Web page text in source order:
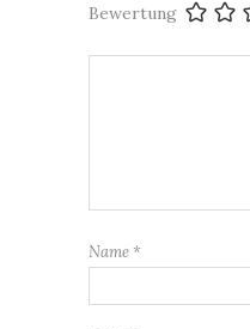
Bewertung
Name *